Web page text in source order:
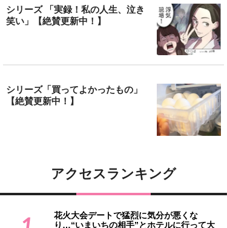
シリーズ 「実録！私の人生、泣き
笑い」【絶賛更新中！】
シリーズ「買ってよかったもの」
【絶賛更新中！】
アクセスランキング
花火大会デートで猛烈に気分が悪くな
り…“いまいちの相手”とホテルに行って大